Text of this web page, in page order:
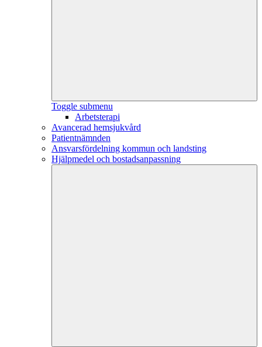
Toggle submenu
Arbetsterapi
Avancerad hemsjukvård
Patientnämnden
Ansvarsfördelning kommun och landsting
Hjälpmedel och bostadsanpassning